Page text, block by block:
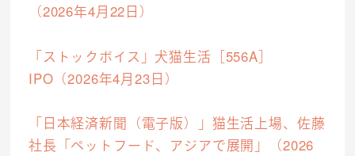
理念
会社概要
（2026年4月22日）
「ストックボイス」犬猫生活［556A］
IPO（2026年4月23日）
「日本経済新聞（電子版）」猫生活上場、佐藤
社長「ペットフード、アジアで展開」（2026